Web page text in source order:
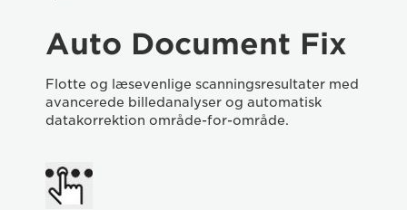
Auto Document Fix
Flotte og læsevenlige scanningsresultater med
avancerede billedanalyser og automatisk
datakorrektion område-for-område.